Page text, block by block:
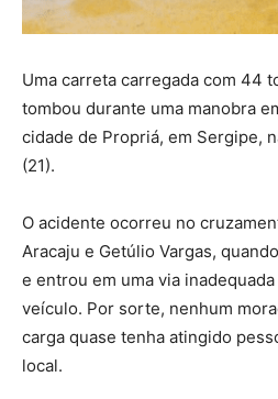
Uma carreta carregada com 44
tombou durante uma manobra
cidade de Propriá, em Sergipe,
(21).
O acidente ocorreu no
Aracaju e Getúlio Vargas,
e entrou em uma via
veículo. Por sorte, nenhum
carga quase tenha atingido
local.